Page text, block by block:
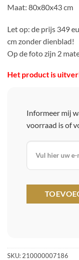
Maat: 80x80x43 cm
Let op: de prijs 349
cm zonder dienblad!
Op de foto zijn 2
Het product is
Informeer mij
voorraad is of
SKU: 210000007186